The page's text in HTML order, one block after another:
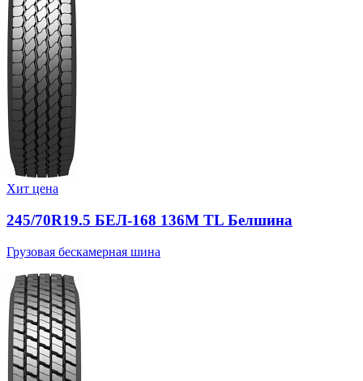
Хит цена
245/70R19.5 БЕЛ-168 136M TL Белшина
Грузовая бескамерная шина